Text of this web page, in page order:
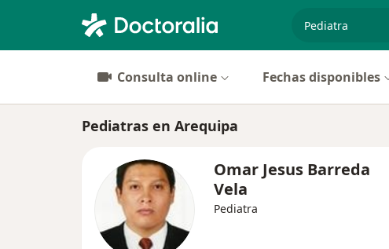
Consulta online Fechas disponibles
Pediatras en Arequipa
Omar Jesus Barreda
Vela
Pediatra